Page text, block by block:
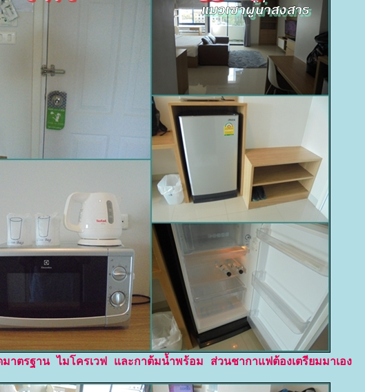
มาตรฐาน ไมโครเวฟ และกาต้มน้ำพร้อม ส่วนชากาแฟต้องเตรียมมาเอง